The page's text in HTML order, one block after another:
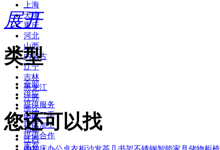
上海
天津
重庆
河北
山西
内蒙古
辽宁
吉林
黑龙江
江苏
浙江
安徽
福建
江西
展开
类型
全部
供应
提供服务
供应二手
提供加工
提供合作
库存
您还可以找